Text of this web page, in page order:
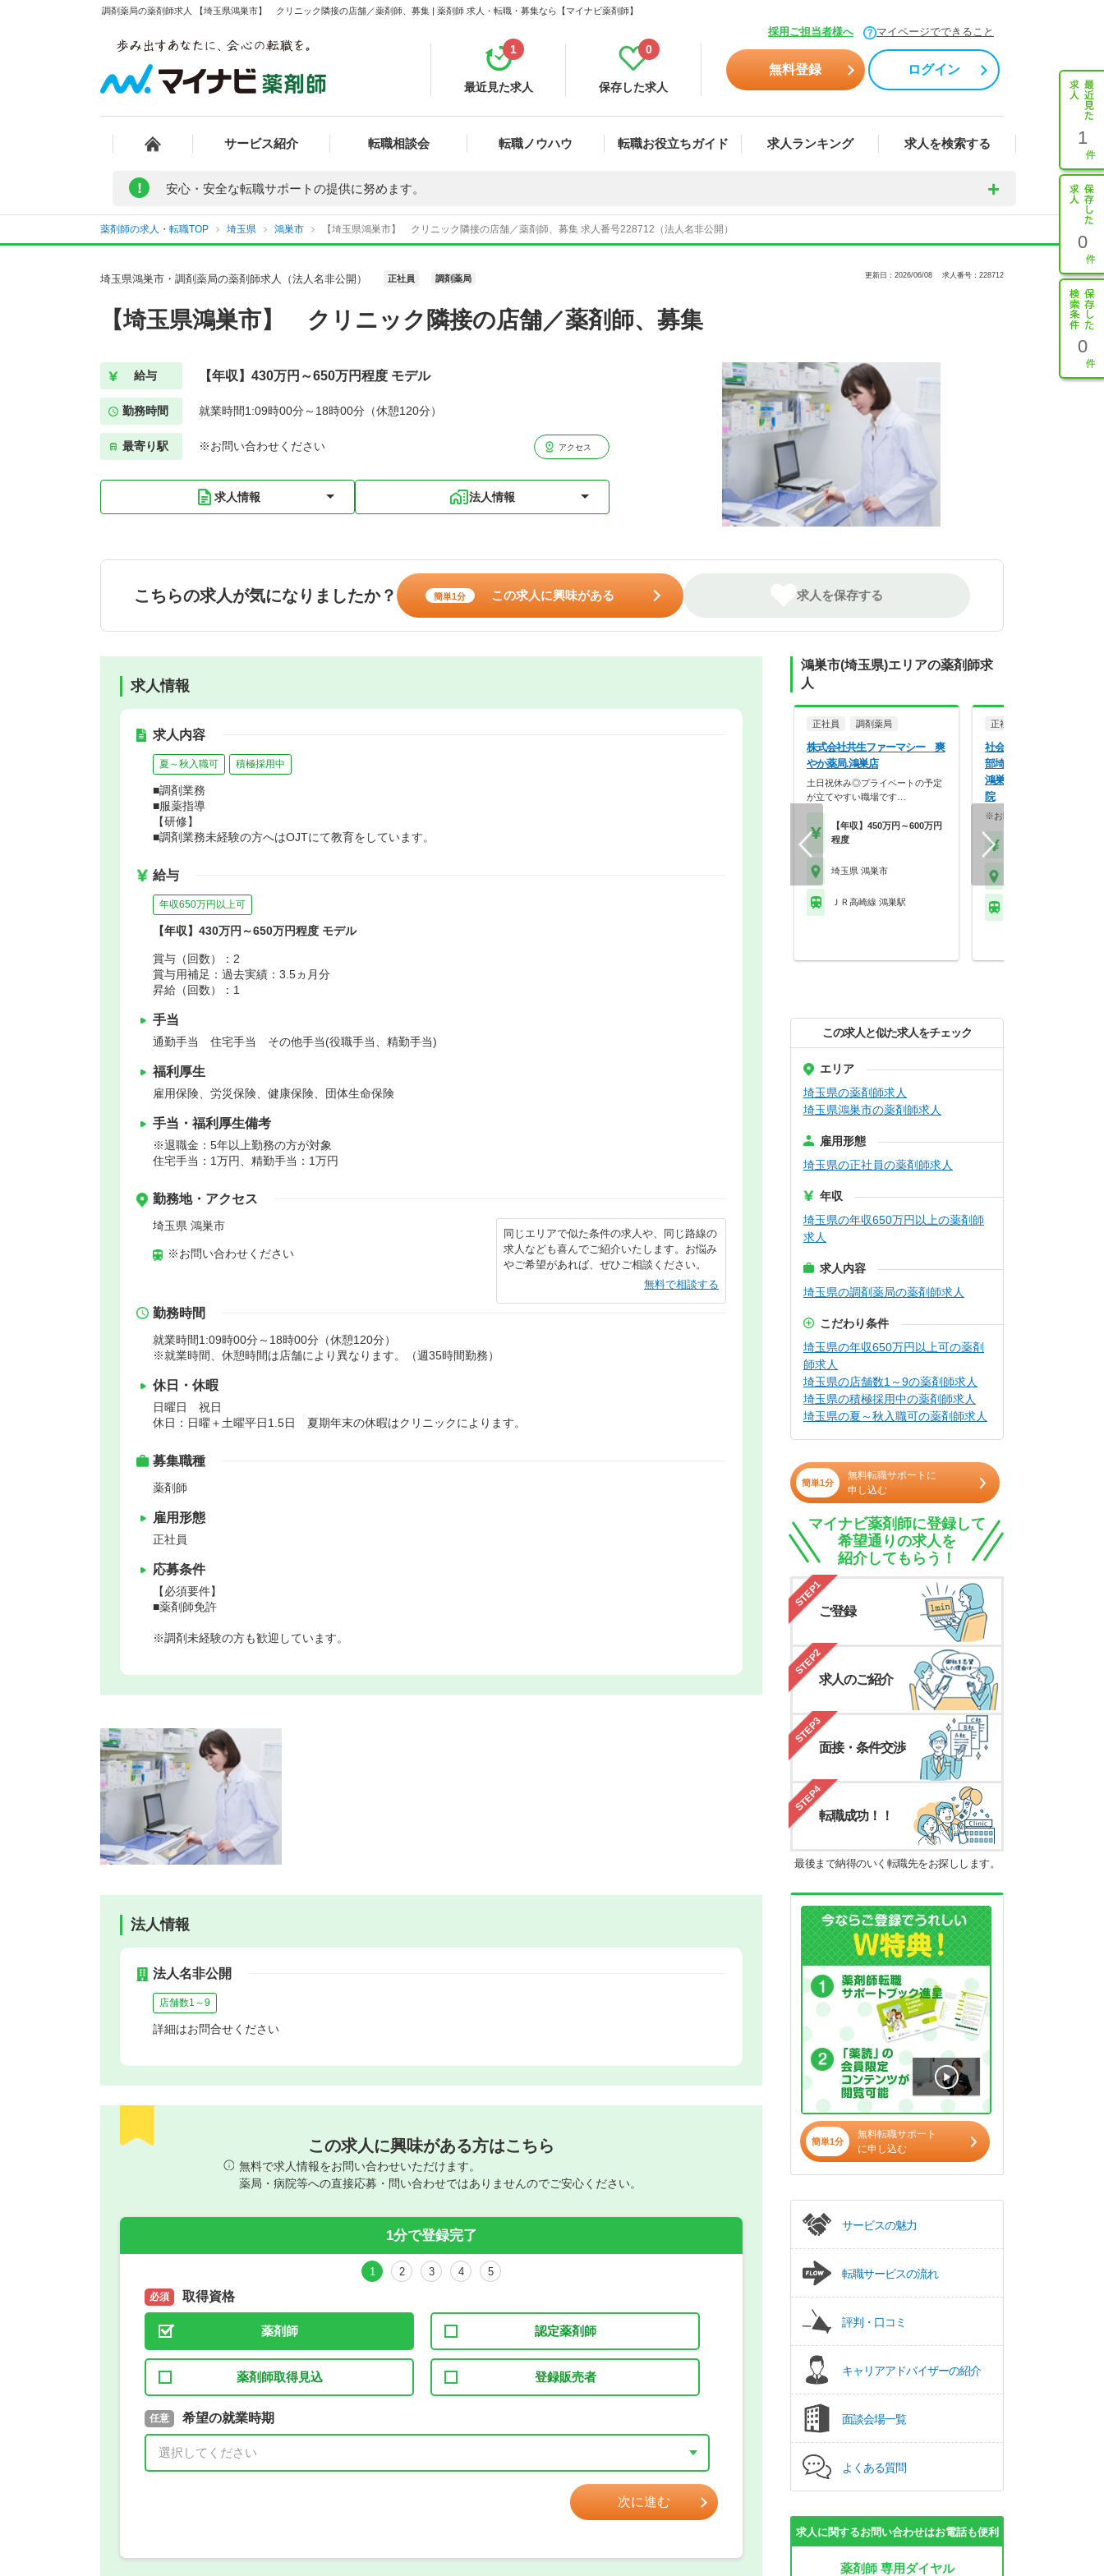
調剤薬局の薬剤師求人 【埼玉県鴻巣市】 クリニック隣接の店舗／薬剤師、募集 | 薬剤師 求人・転職・募集なら【マイナビ薬剤師】
採用ご担当者様へ マイページでできること
最近見た求人
1
保存した求人
0
無料登録 ログイン
サービス紹介 転職相談会 転職ノウハウ 転職お役立ちガイド 求人ランキング 求人を検索する 1
0
0
! 安心・安全な転職サポートの提供に努めます。
薬剤師の求人・転職TOP 埼玉県 鴻巣市 【埼玉県鴻巣市】 クリニック隣接の店舗／薬剤師、募集 求人番号228712（法人名非公開）
埼玉県鴻巣市・調剤薬局の薬剤師求人（法人名非公開） 正社員 調剤薬局 更新日：2026/06/08 求人番号：228712
【埼玉県鴻巣市】 クリニック隣接の店舗／薬剤師、募集
給与 【年収】430万円～650万円程度 モデル
勤務時間 就業時間1:09時00分～18時00分（休憩120分）
最寄り駅 ※お問い合わせください アクセス
求人情報 法人情報
こちらの求人が気になりましたか？ 簡単1分 この求人に興味がある 求人を保存する
求人情報
求人内容
夏～秋入職可 積極採用中
■調剤業務
■服薬指導
【研修】
■調剤業務未経験の方へはOJTにて教育をしています。
給与
年収650万円以上可
【年収】430万円～650万円程度 モデル
賞与（回数）：2
賞与用補足：過去実績：3.5ヵ月分
昇給（回数）：1
手当
通勤手当 住宅手当 その他手当(役職手当、精勤手当)
福利厚生
雇用保険、労災保険、健康保険、団体生命保険
手当・福利厚生備考
※退職金：5年以上勤務の方が対象
住宅手当：1万円、精勤手当：1万円
勤務地・アクセス
埼玉県 鴻巣市
※お問い合わせください
同じエリアで似た条件の求人や、同じ路線の
求人なども喜んでご紹介いたします。お悩み
やご希望があれば、ぜひご相談ください。
無料で相談する
勤務時間
就業時間1:09時00分～18時00分（休憩120分）
※就業時間、休憩時間は店舗により異なります。（週35時間勤務）
休日・休暇
日曜日 祝日
休日：日曜＋土曜平日1.5日 夏期年末の休暇はクリニックによります。
募集職種
薬剤師
雇用形態
正社員
応募条件
【必須要件】
■薬剤師免許
※調剤未経験の方も歓迎しています。
法人情報
法人名非公開
店舗数1～9
詳細はお問合せください
この求人に興味がある方はこちら
無料で求人情報をお問い合わせいただけます。
薬局・病院等への直接応募・問い合わせではありませんのでご安心ください。
1分で登録完了
1 2 3 4 5
必須 取得資格
薬剤師 認定薬剤師
薬剤師取得見込 登録販売者
必須 取得予定年
年 3月
任意 希望の就業時期
必須 希望の働き方
正社員
パート(週4日～5日)
次に進む
鴻巣市(埼玉県)エリアの薬剤師求
人
正社員 調剤薬局
株式会社共生ファーマシー 爽
やか薬局.鴻巣店
土日祝休み◎プライベートの予定
が立てやすい職場です…
【年収】450万円～600万円
程度
埼玉県 鴻巣市
ＪＲ高崎線 鴻巣駅
正社員
社会福祉法人恩賜財団済
部埼玉県済生会 埼玉県
鴻巣病院 埼玉県済生会
院
※お問い合わせください
この求人と似た求人をチェック
エリア
埼玉県の薬剤師求人
埼玉県鴻巣市の薬剤師求人
雇用形態
埼玉県の正社員の薬剤師求人
年収
埼玉県の年収650万円以上の薬剤師
求人
求人内容
埼玉県の調剤薬局の薬剤師求人
こだわり条件
埼玉県の年収650万円以上可の薬剤
師求人
埼玉県の店舗数1～9の薬剤師求人
埼玉県の積極採用中の薬剤師求人
埼玉県の夏～秋入職可の薬剤師求人
簡単1分
無料転職サポートに
申し込む
マイナビ薬剤師に登録して
希望通りの求人を
紹介してもらう！
STEP1
ご登録
STEP2
求人のご紹介
STEP3
面接・条件交渉
STEP4
転職成功！！
最後まで納得のいく転職先をお探しします。
簡単1分
無料転職サポート
に申し込む
サービスの魅力
転職サービスの流れ
評判・口コミ
キャリアアドバイザーの紹介
面談会場一覧
よくある質問
求人に関するお問い合わせはお電話も便利
薬剤師 専用ダイヤル